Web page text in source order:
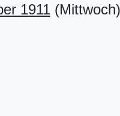
1911(Mittwoch)